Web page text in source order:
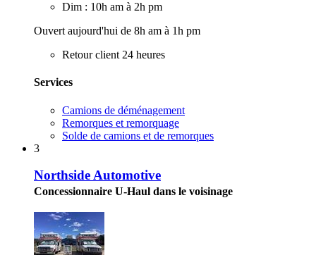
Dim : 10h am à 2h pm
Ouvert aujourd'hui de 8h am à 1h pm
Retour client 24 heures
Services
Camions de déménagement
Remorques et remorquage
Solde de camions et de remorques
3
Northside Automotive
Concessionnaire U-Haul dans le voisinage